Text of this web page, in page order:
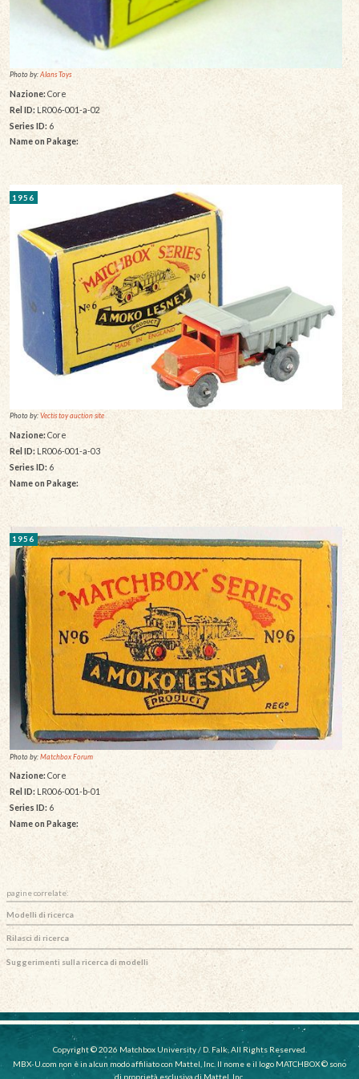
Photo by:Alans Toys
Nazione: Core
Rel ID: LR006-001-a-02
Series ID: 6
Name on Pakage:
1956
Photo by:Vectis toy auction site
Nazione:Core
Rel ID: LR006-001-a-03
Series ID: 6
Name on Pakage:
1956
Photo by:Matchbox Forum
Nazione: Core
Rel ID: LR006-001-b-01
Series ID: 6
Name on Pakage:
pagine correlate:
Modelli di ricerca
Rilasci di ricerca
Suggerimenti sulla ricerca di modelli
Copyright © 2026 Matchbox University / D. Falk, All Rights Reserved.
MBX-U.com non è in alcun modo affiliato con Mattel, Inc. Il nome e il logo MATCHBOX © sono
di proprietà esclusiva di Mattel, Inc.